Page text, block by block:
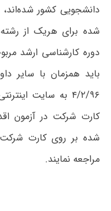
دانشجویی کشور شده‌اند،
شده برای هریک از
دوره کارشناسی ارشد
باید همزمان با سایر
۴/۲/۹۶ به سایت
کارت شرکت در آزمون
شده بر روی کارت شرکت
مراجعه نمایند.